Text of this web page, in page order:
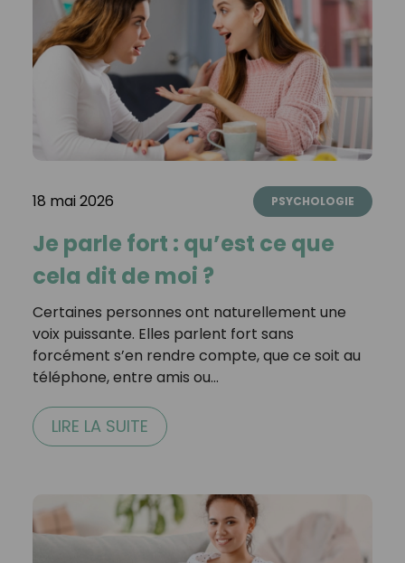
18 mai 2026 PSYCHOLOGIE
Je parle fort : qu’est ce que
cela dit de moi ?
Certaines personnes ont naturellement une
voix puissante. Elles parlent fort sans
forcément s’en rendre compte, que ce soit au
téléphone, entre amis ou…
LIRE LA SUITE